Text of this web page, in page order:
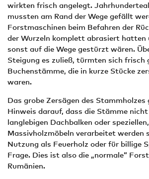
wirkten frisch angelegt.
mussten am Rand der Wege gefällt
Forstmaschinen beim Befahren der
der Wurzeln komplett abrasiert hatten
sonst auf die Wege gestürzt wären.
Steigung es zuließ, türmten sich frisch
Buchenstämme, die in kurze Stücke
waren.
Das grobe Zersägen des Stammholzes
Hinweis darauf, dass die Stämme
langlebigen Dachbalken oder
Massivholzmöbeln verarbeitet werden
Nutzung als Feuerholz oder für billige
Frage. Dies ist also die „normale“
Rumänien.